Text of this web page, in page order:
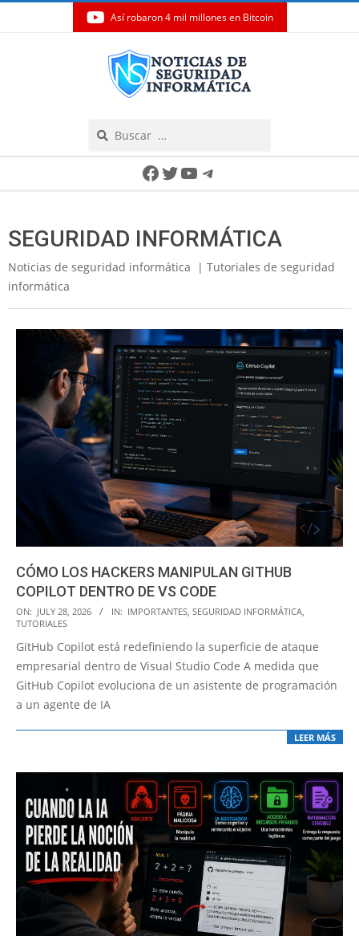
Así robaron 4 mil millones en Bitcoin
Facebook
Twitter
YouTube
Telegram
SEGURIDAD INFORMÁTICA
Noticias de seguridad informática | Tutoriales de seguridad
informática
CÓMO LOS HACKERS MANIPULAN GITHUB
COPILOT DENTRO DE VS CODE
2026-
07-
28
ON: JULY 28, 2026 IN: IMPORTANTES SEGURIDAD INFORMÁTICA
TUTORIALES
GitHub Copilot está redefiniendo la superficie de ataque
empresarial dentro de Visual Studio Code A medida que
GitHub Copilot evoluciona de un asistente de programación
a un agente de IA
LEER MÁS